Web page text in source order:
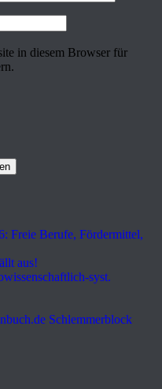
in diesem Browser für
Freie Berufe, Fördermittel,
aus!
syst.
Schlemmerblock